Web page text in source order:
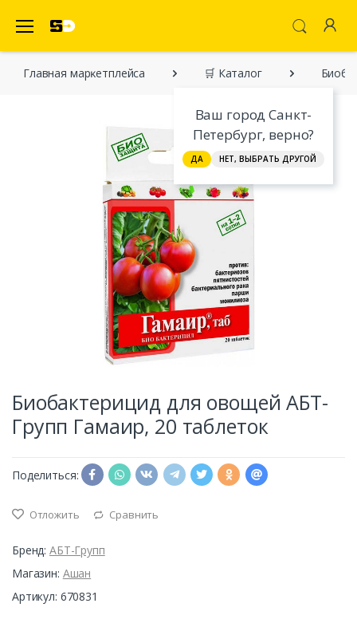
Ваш город Санкт-
Петербург, верно?
ДА НЕТ, ВЫБРАТЬ ДРУГОЙ
Главная марĸетплейса 🛒 Каталог
Биобактерицид для овощей АБТ-
Групп Гамаир, 20 таблеток
Поделиться:
Отложить Сравнить
Бренд: АБТ-Групп
Магазин: Ашан
Артикул: 670831